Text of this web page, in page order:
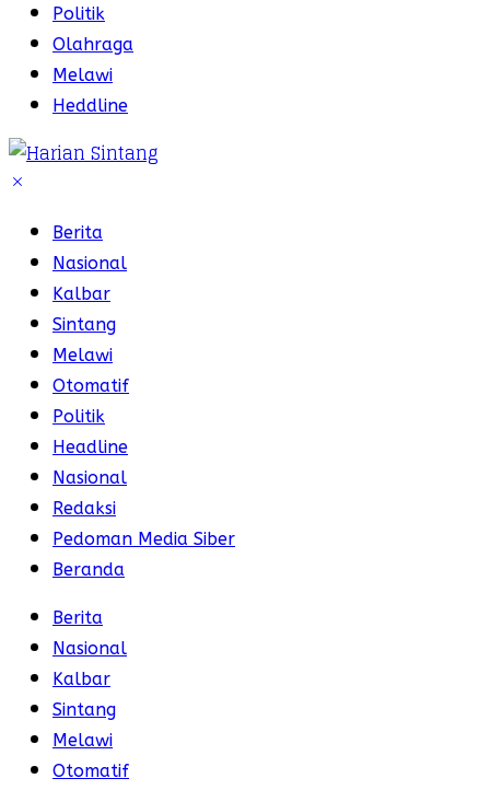
Politik
Olahraga
Melawi
Heddline
Berita
Nasional
Kalbar
Sintang
Melawi
Otomatif
Politik
Headline
Nasional
Redaksi
Pedoman Media Siber
Beranda
Berita
Nasional
Kalbar
Sintang
Melawi
Otomatif